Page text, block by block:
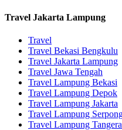
Travel Jakarta Lampung
Travel
Travel Bekasi Bengkulu
Travel Jakarta Lampung
Travel Jawa Tengah
Travel Lampung Bekasi
Travel Lampung Depok
Travel Lampung Jakarta
Travel Lampung
Travel Lampung